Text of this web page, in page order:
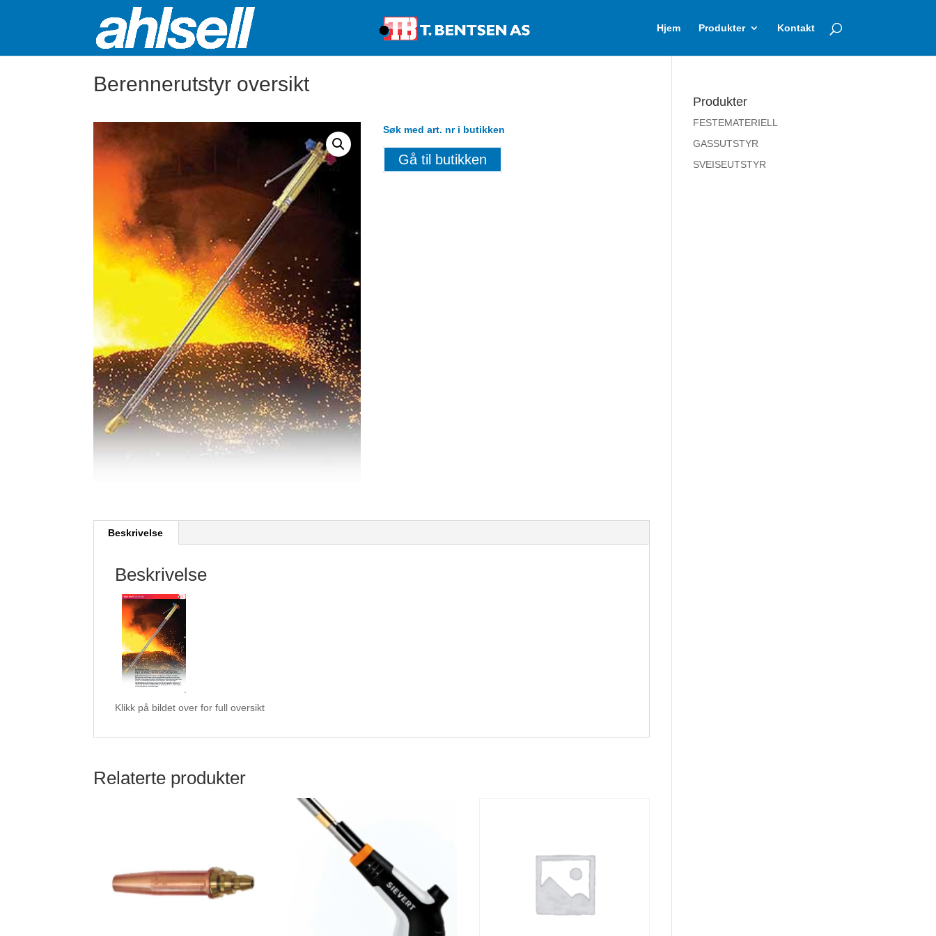
Hjem Produkter Kontakt
Berennerutstyr oversikt
Søk med art. nr i butikken
Gå til butikken
Beskrivelse
Beskrivelse
Klikk på bildet over for full oversikt
Relaterte produkter
Produkter
FESTEMATERIELL
GASSUTSTYR
SVEISEUTSTYR